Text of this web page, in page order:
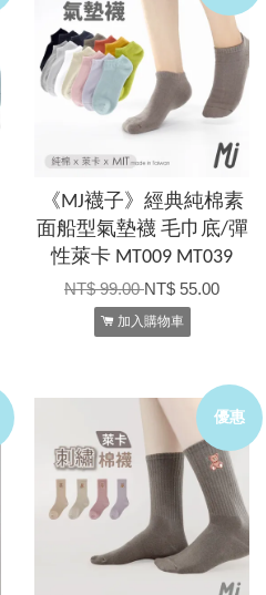
《MJ襪子》經典純棉素
面船型氣墊襪 毛巾底/彈
性萊卡 MT009 MT039
NT$ 99.00NT$ 55.00
加入購物車
優惠